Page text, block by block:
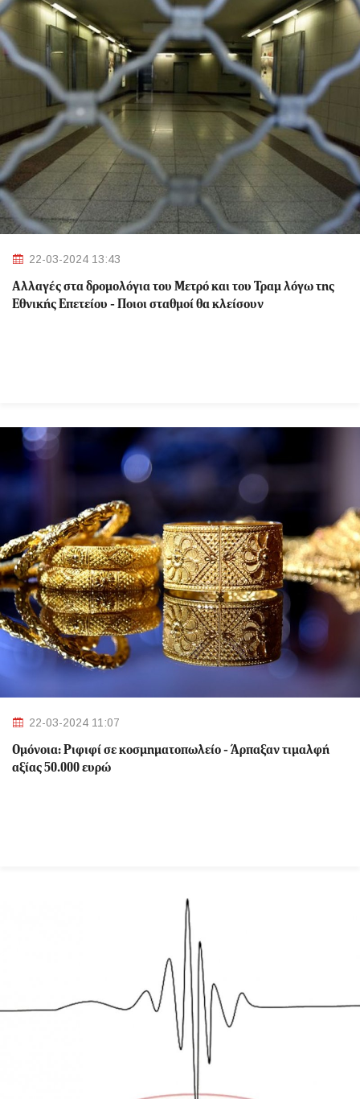
22-03-2024 13:43
Αλλαγές στα δρομολόγια του Μετρό και του Τραμ λόγω της
Εθνικής Επετείου - Ποιοι σταθμοί θα κλείσουν
22-03-2024 11:07
Ομόνοια: Ριφιφί σε κοσμηματοπωλείο - Άρπαξαν τιμαλφή
αξίας 50.000 ευρώ